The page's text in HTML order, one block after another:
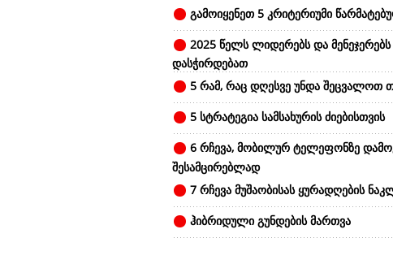
გამოიყენეთ 5 კრიტერიუმი
2025 წელს ლიდერებს და
დასჭირდებათ
5 რამ, რაც დღესვე უნდა შეცვალოთ
5 სტრატეგია სამსახურის ძიებისთვის
6 რჩევა, მობილურ ტელეფონზე
შესამცირებლად
7 რჩევა მუშაობისას ყურადღების
ჰიბრიდული გუნდების მართვა